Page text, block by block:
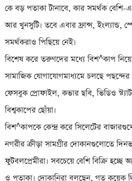
কে বড় পতাকা টানাবে, কার সমর্থক বেশি-
আর খুনসুটি। তবে এবার ফ্রান্স, ইংল্যান্ড,
সমর্থকরাও পিছিয়ে নেই।
বিশেষ করে তরুণদের মধ্যে বিশ^কাপ
সামাজিক যোগাযোগমাধ্যমে চলছে পছন্দের
ফেসবুক প্রোফাইল, কভার ছবি, ভিডিও
বিশ্বকাপের ছোঁয়া।
বিশ^কাপকে কেন্দ্র করে সিলেটের
নগরীর ক্রীড়া সামগ্রীর দোকানগুলোতে
ফুটবলপ্রেমীরা। সবচেয়ে বেশি বিক্রি হচ্ছে
ও পতাকা। দোকানিরা বলছেন, গত কয়েক